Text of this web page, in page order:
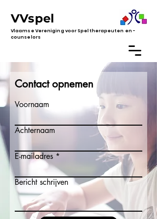
VVspel
Vlaamse Vereniging voor Speltherapeuten en -
counselors
Contact opnemen
Voornaam
Achternaam
E-mailadres
Bericht schrijven